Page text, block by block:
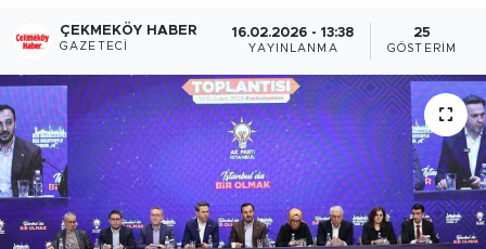
ÇEKMEKÖY HABER
GAZETECI
16.02.2026 - 13:38
YAYINLANMA
25
GÖSTERIM